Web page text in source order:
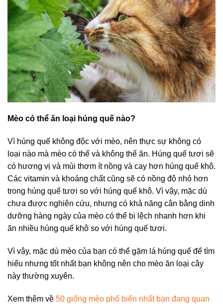
Mèo có thể ăn loại húng quế nào?
Vì húng quế không độc với mèo, nên thực sự không có
loại nào mà mèo có thể và không thể ăn. Húng quế tươi sẽ
có hương vị và mùi thơm ít nồng và cay hơn húng quế khô.
Các vitamin và khoáng chất cũng sẽ có nồng độ nhỏ hơn
trong húng quế tươi so với húng quế khô. Vì vậy, mặc dù
chưa được nghiên cứu, nhưng có khả năng cân bằng dinh
dưỡng hàng ngày của mèo có thể bị lệch nhanh hơn khi
ăn nhiều húng quế khô so với húng quế tươi.
Vì vậy, mặc dù mèo của bạn có thể gặm lá húng quế để tìm
hiểu nhưng tốt nhất bạn không nên cho mèo ăn loại cây
này thường xuyên.
Xem thêm về 50 giống mèo phổ biến nhất bạn đang quan